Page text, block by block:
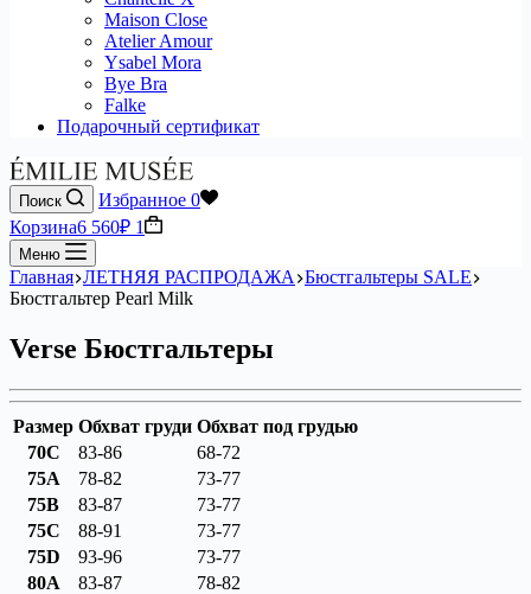
Maison Close
Atelier Amour
Ysabel Mora
Bye Bra
Falke
Подарочный сертификат
Поиск Избранное 0
Корзина6 560₽ 1
Меню
Главная ЛЕТНЯЯ РАСПРОДАЖА Бюстгальтеры SALE
Бюстгальтер Pearl Milk
Verse Бюстгальтеры
Размер Обхват груди Обхват под грудью
70C
83-86
68-72
75A
78-82
73-77
75B
83-87
73-77
75C
88-91
73-77
75D
93-96
73-77
80A
83-87
78-82